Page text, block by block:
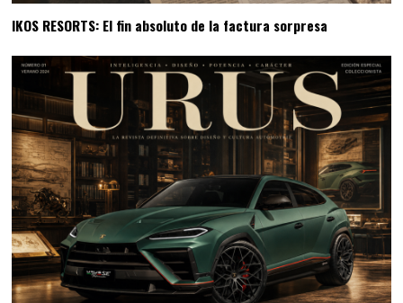
IKOS RESORTS: El fin absoluto de la factura sorpresa